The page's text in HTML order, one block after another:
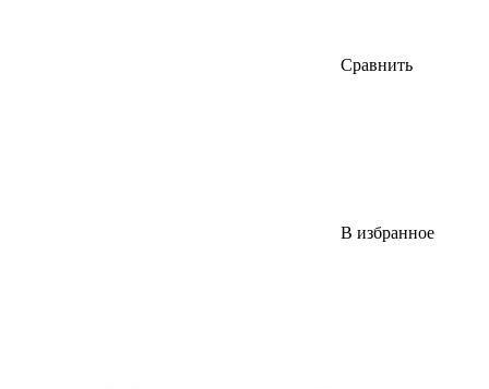
Сравнить
В избранное